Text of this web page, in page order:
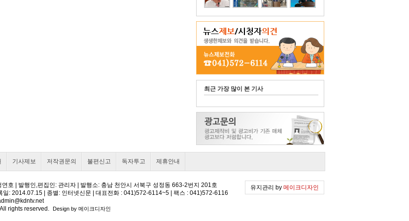
최근 가장 많이 본 기사
기사제보 저작권문의 불편신고 독자투고 제휴안내
호 | 발행인,편집인: 관리자 | 발행소: 충남 천안시 서북구 성정동 663-2번지 201호
일: 2014.07.15 | 종별: 인터넷신문 | 대표전화 : 041)572-6114~5 | 팩스 : 041)572-6116
rights reserved. Design by 메이크디자인
유지관리 by 메이크디자인